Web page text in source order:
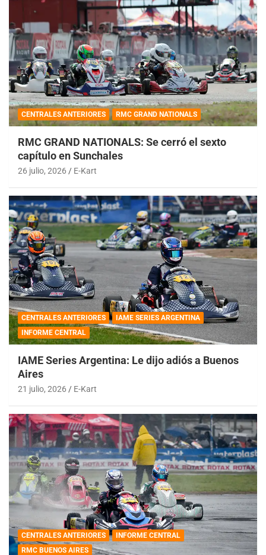
CENTRALES ANTERIORES RMC GRAND NATIONALS
RMC GRAND NATIONALS: Se cerró el sexto
capítulo en Sunchales
26 julio, 2026 E-Kart
CENTRALES ANTERIORES
IAME SERIES ARGENTINA
INFORME CENTRAL
IAME Series Argentina: Le dijo adiós a Buenos
Aires
21 julio, 2026 E-Kart
CENTRALES ANTERIORES
INFORME CENTRAL
RMC BUENOS AIRES